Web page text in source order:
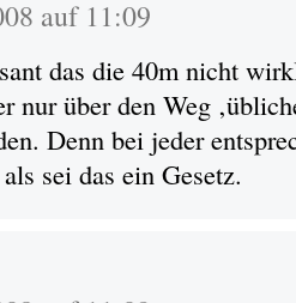
auf 11:09
das die 40m nicht
nur über den Weg
Denn bei jeder
sei das ein Gesetz.